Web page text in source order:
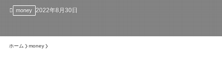
money 2022年8月30日
ホーム money